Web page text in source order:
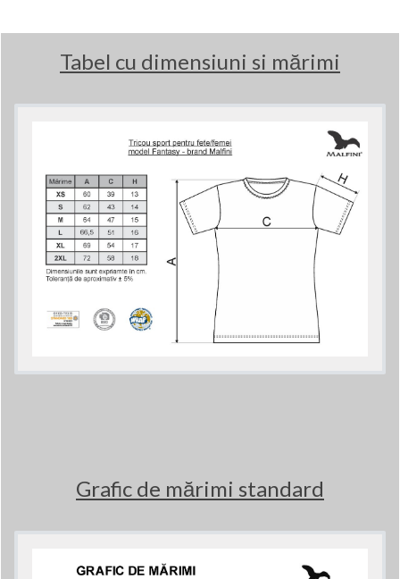
Tabel cu dimensiuni si mărimi
Grafic de mărimi standard